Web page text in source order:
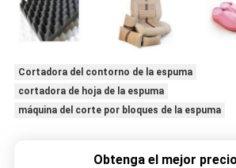
Cortadora del contorno de la espuma
cortadora de hoja de la espuma
máquina del corte por bloques de la espuma
Obtenga el mejor